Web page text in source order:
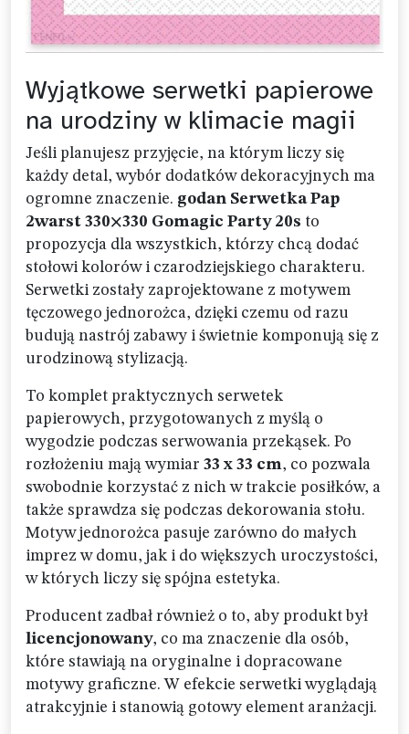
Wyjątkowe serwetki papierowe
na urodziny w klimacie magii
Jeśli planujesz przyjęcie, na którym liczy się
każdy detal, wybór dodatków dekoracyjnych ma
ogromne znaczenie. godan Serwetka Pap
2warst 330×330 Gomagic Party 20s to
propozycja dla wszystkich, którzy chcą dodać
stołowi kolorów i czarodziejskiego charakteru.
Serwetki zostały zaprojektowane z motywem
tęczowego jednorożca, dzięki czemu od razu
budują nastrój zabawy i świetnie komponują się z
urodzinową stylizacją.
To komplet praktycznych serwetek
papierowych, przygotowanych z myślą o
wygodzie podczas serwowania przekąsek. Po
rozłożeniu mają wymiar 33 x 33 cm, co pozwala
swobodnie korzystać z nich w trakcie posiłków, a
także sprawdza się podczas dekorowania stołu.
Motyw jednorożca pasuje zarówno do małych
imprez w domu, jak i do większych uroczystości,
w których liczy się spójna estetyka.
Producent zadbał również o to, aby produkt był
licencjonowany, co ma znaczenie dla osób,
które stawiają na oryginalne i dopracowane
motywy graficzne. W efekcie serwetki wyglądają
atrakcyjnie i stanowią gotowy element aranżacji.